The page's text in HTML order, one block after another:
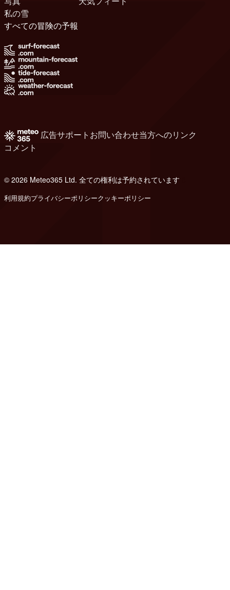
私の雪
すべての冒険の予報
広告サポート お問い合わせ当方へのリンク
コメント
© 2026 Meteo365 Ltd. 全ての権利は予約されています
利用規約プライバシーポリシークッキーポリシー